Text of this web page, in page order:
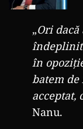
„Ori
în
batem de
acceptat,
Nanu.